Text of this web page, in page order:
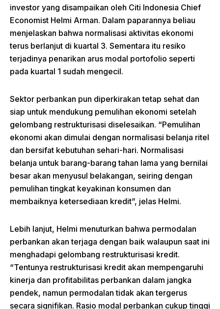
investor yang disampaikan oleh Citi Indonesia Chief
Economist Helmi Arman. Dalam paparannya beliau
menjelaskan bahwa normalisasi aktivitas ekonomi
terus berlanjut di kuartal 3. Sementara itu resiko
terjadinya penarikan arus modal portofolio seperti
pada kuartal 1 sudah mengecil.
Sektor perbankan pun diperkirakan tetap sehat dan
siap untuk mendukung pemulihan ekonomi setelah
gelombang restrukturisasi diselesaikan. “Pemulihan
ekonomi akan dimulai dengan normalisasi belanja ritel
dan bersifat kebutuhan sehari-hari. Normalisasi
belanja untuk barang-barang tahan lama yang bernilai
besar akan menyusul belakangan, seiring dengan
pemulihan tingkat keyakinan konsumen dan
membaiknya ketersediaan kredit”, jelas Helmi.
Lebih lanjut, Helmi menuturkan bahwa permodalan
perbankan akan terjaga dengan baik walaupun saat ini
menghadapi gelombang restrukturisasi kredit.
“Tentunya restrukturisasi kredit akan mempengaruhi
kinerja dan profitabilitas perbankan dalam jangka
pendek, namun permodalan tidak akan tergerus
secara signifikan. Rasio modal perbankan cukup tinggi